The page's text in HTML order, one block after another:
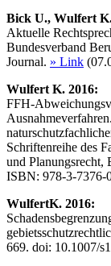
Bick U., Wulfert
Aktuelle
Bundesverband
Journal. » Link
Wulfert K. 2016:
FFH-
Schriftenreihe des
und Planungsrecht,
ISBN: 978-3-7376-
WulfertK. 2016:
669. doi: 10.1007/